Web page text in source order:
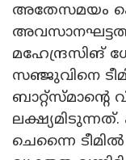
അതേസമയം
മഹേന്ദ്രസിങ്
സഞ്ജുവിനെ
ചെന്നൈ